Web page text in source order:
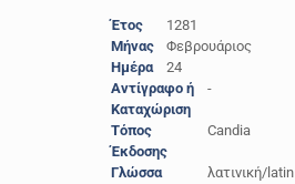
Έτος
1281
Μήνας
Φεβρουάριος
Ημέρα
24
Αντίγραφο ή
Καταχώριση
-
Τόπος
Έκδοσης
Candia
Γλώσσα
λατινική/latin